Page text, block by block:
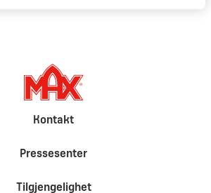
Kontakt
Pressesenter
Tilgjengelighet